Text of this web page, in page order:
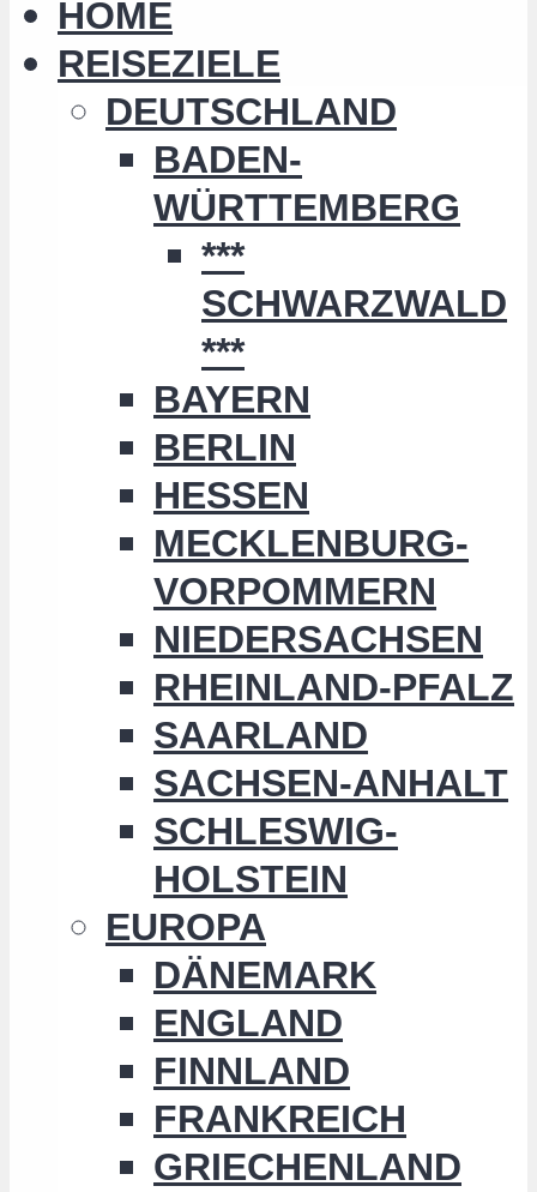
HOME
REISEZIELE
DEUTSCHLAND
BADEN-
WÜRTTEMBERG
***
SCHWARZWALD
***
BAYERN
BERLIN
HESSEN
MECKLENBURG-
VORPOMMERN
NIEDERSACHSEN
RHEINLAND-PFALZ
SAARLAND
SACHSEN-ANHALT
SCHLESWIG-
HOLSTEIN
EUROPA
DÄNEMARK
ENGLAND
FINNLAND
FRANKREICH
GRIECHENLAND